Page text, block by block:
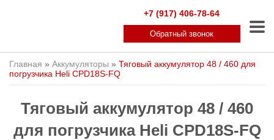
+7 (917) 406-78-64
Обратный звонок
Главная » Аккумуляторы » Тяговый аккумулятор 48 / 460 для
погрузчика Heli CPD18S-FQ
Тяговый аккумулятор 48 / 460
для погрузчика Heli CPD18S-FQ